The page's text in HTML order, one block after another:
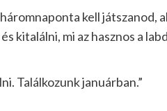
kell játszanod,
kitalálni, mi az hasznos a
Találkozunk januárban.”